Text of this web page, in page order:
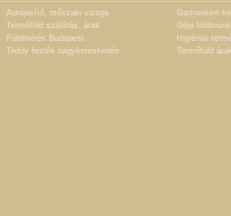
Autójavító, műszaki vizsga
Gartnerkert
Termőföld szállítás, árak
Gépi
Földmérés Budapest
Higiéniai
Teddy festék nagykereskedés Termőföld